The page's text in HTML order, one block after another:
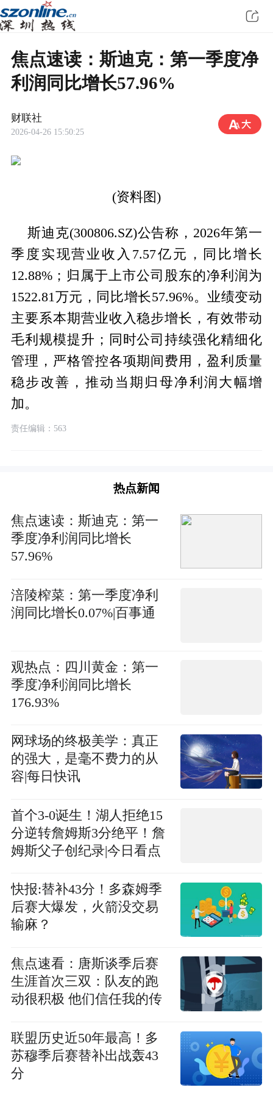
焦点速读：斯迪克：第一季度净
利润同比增长57.96%
财联社
2026-04-26 15:50:25
(资料图)
斯迪克(300806.SZ)公告称，2026年第一
季度实现营业收入7.57亿元，同比增长
12.88%；归属于上市公司股东的净利润为
1522.81万元，同比增长57.96%。业绩变动
主要系本期营业收入稳步增长，有效带动
毛利规模提升；同时公司持续强化精细化
管理，严格管控各项期间费用，盈利质量
稳步改善，推动当期归母净利润大幅增
加。
责任编辑：563
热点新闻
焦点速读：斯迪克：第一
季度净利润同比增长
57.96%
涪陵榨菜：第一季度净利
润同比增长0.07%|百事通
观热点：四川黄金：第一
季度净利润同比增长
176.93%
网球场的终极美学：真正
的强大，是毫不费力的从
容|每日快讯
首个3-0诞生！湖人拒绝15
分逆转詹姆斯3分绝平！詹
姆斯父子创纪录|今日看点
快报:替补43分！多森姆季
后赛大爆发，火箭没交易
输麻？
焦点速看：唐斯谈季后赛
生涯首次三双：队友的跑
动很积极 他们信任我的传
联盟历史近50年最高！多
苏穆季后赛替补出战轰43
分